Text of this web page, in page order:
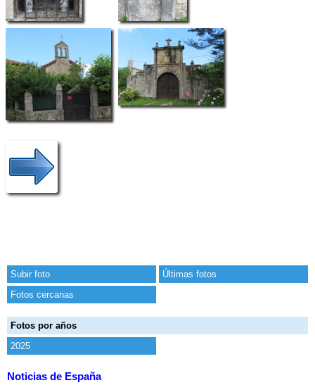
Subir foto
Últimas fotos
Fotos cercanas
Fotos por años
2025
Noticias de España